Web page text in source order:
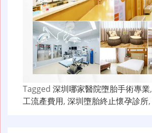
Tagged 深圳哪家醫院墮胎手術專業,
工流產費用, 深圳墮胎終止懷孕診所,